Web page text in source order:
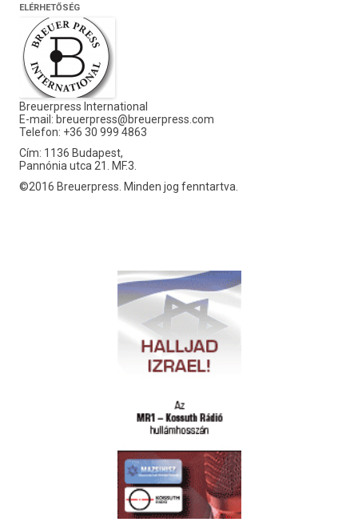
ELÉRHETŐSÉG
Breuerpress International
E-mail: breuerpress@breuerpress.com
Telefon: +36 30 999 4863
Cím: 1136 Budapest,
Pannónia utca 21. MF.3.
©2016 Breuerpress. Minden jog fenntartva.